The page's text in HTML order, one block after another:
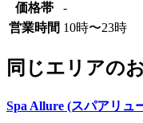
価格帯
-
営業時間 10時〜23時
同じエリアの
Spa Allure (スパアリュ